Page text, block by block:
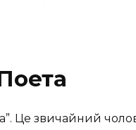
оета
Це звичайний